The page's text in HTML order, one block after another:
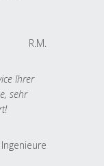
R.M.
Ihrer
sehr